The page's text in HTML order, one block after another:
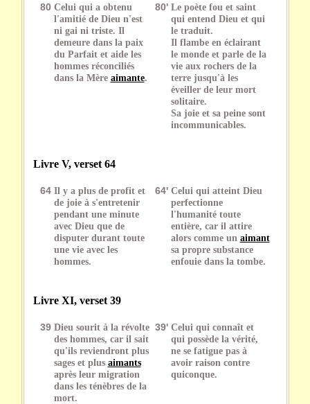
80 Celui qui a obtenu
l'amitié de Dieu n'est
ni gai ni triste. Il
demeure dans la paix
du Parfait et aide les
hommes réconciliés
dans la Mère aimante.
80' Le poète fou et saint
qui entend Dieu et qui
le traduit.
Il flambe en éclairant
le monde et parle de la
vie aux rochers de la
terre jusqu'à les
éveiller de leur mort
solitaire.
Sa joie et sa peine sont
incommunicables.
Livre V, verset 64
64 Il y a plus de profit et
de joie à s'entretenir
pendant une minute
avec Dieu que de
disputer durant toute
une vie avec les
hommes.
64' Celui qui atteint Dieu
perfectionne
l'humanité toute
entière, car il attire
alors comme un aimant
sa propre substance
enfouie dans la tombe.
Livre XI, verset 39
39 Dieu sourit à la révolte
des hommes, car il sait
qu'ils reviendront plus
sages et plus aimants
après leur migration
dans les ténèbres de la
mort.
39' Celui qui connaît et
qui possède la vérité,
ne se fatigue pas à
avoir raison contre
quiconque.